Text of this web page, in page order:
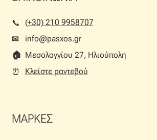
📞︎
(+30) 210 9958707
✉
info@pasxos.gr
🏠︎ Μεσολογγίου 27, Ηλιούπολη
⏰︎
Κλείστε ραντεβού
ΜΑΡΚΕΣ